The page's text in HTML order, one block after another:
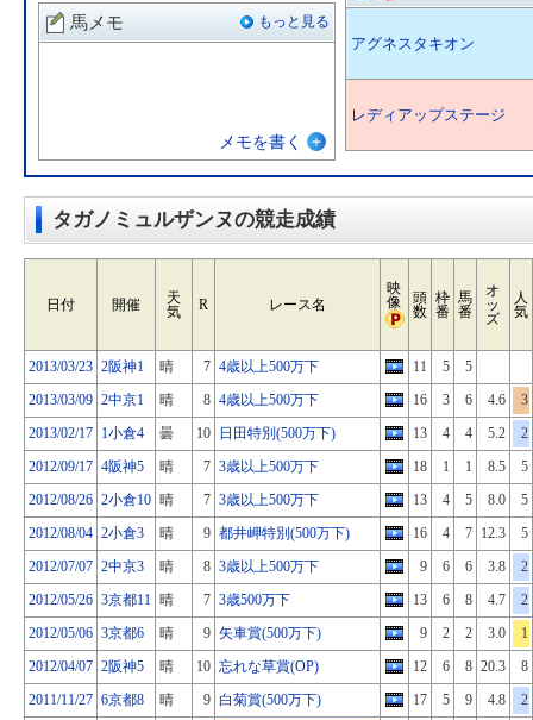
馬メモ もっと見る
メモを書く
アグネスタキオン
レディアップステージ
タガノミュルザンヌの競走成績
日付 開催
天
気
R レース名
映
像
頭
数
枠
番
馬
番
オ
ッ
ズ
人
気
2013/03/23 2阪神1 晴 7 4歳以上500万下 11 5
5
2013/03/09 2中京1 晴 8 4歳以上500万下 16 3 6 4.6
3
2013/02/17 1小倉4 曇 10 日田特別(500万下) 13 4 4 5.2
2
2012/09/17 4阪神5 晴 7 3歳以上500万下 18 1 1 8.5
5
2012/08/26 2小倉10 晴 7 3歳以上500万下 13 4 5 8.0
5
2012/08/04 2小倉3 晴 9 都井岬特別(500万下) 16 4 7 12.3
5
2012/07/07 2中京3 晴 8 3歳以上500万下 9 6 6 3.8
2
2012/05/26 3京都11 晴 7 3歳500万下 13 6 8 4.7
2
2012/05/06 3京都6 晴 9 矢車賞(500万下) 9 2 2 3.0
1
2012/04/07 2阪神5 晴 10 忘れな草賞(OP) 12 6 8 20.3
8
2011/11/27 6京都8 晴 9 白菊賞(500万下) 17 5 9 4.8
2